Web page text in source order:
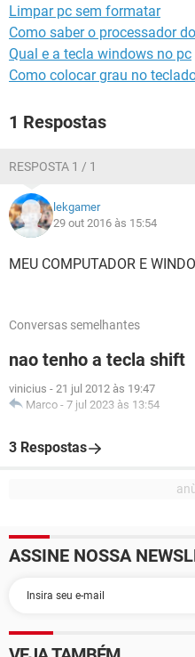
Limpar pc sem formatar
Como saber o processador
Qual e a tecla windows no pc
Como colocar grau no
1 Respostas
RESPOSTA 1 / 1
lekgamer
29 out 2016 às 15:54
MEU COMPUTADOR E
Conversas semelhantes
nao tenho a tecla shift
vinicius - 21 jul 2012 às 19:47
Marco - 7 jul 2023 às 13:54
3 Respostas
ASSINE NOSSA